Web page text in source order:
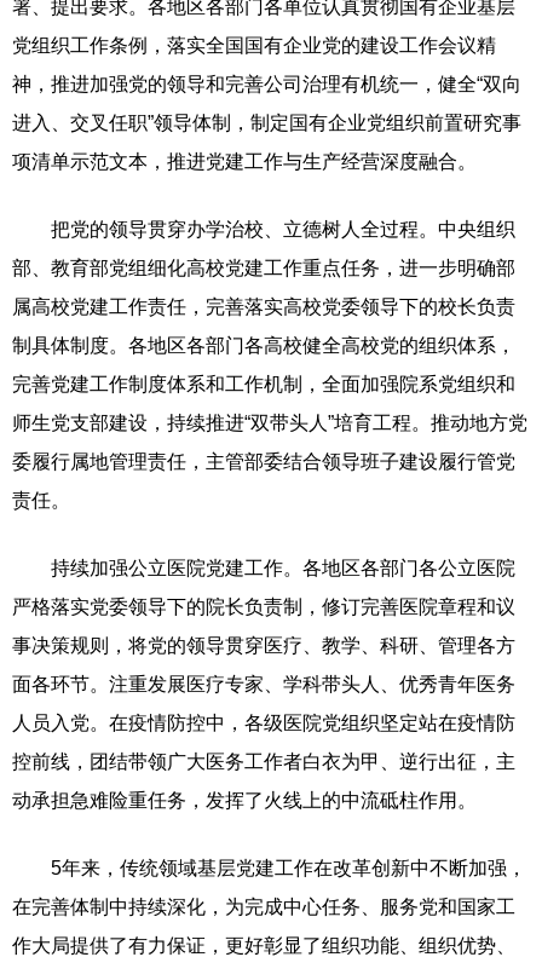
署、提出要求。各地区各部门各单位认真贯彻国有企业基层
党组织工作条例，落实全国国有企业党的建设工作会议精
神，推进加强党的领导和完善公司治理有机统一，健全“双向
进入、交叉任职”领导体制，制定国有企业党组织前置研究事
项清单示范文本，推进党建工作与生产经营深度融合。
把党的领导贯穿办学治校、立德树人全过程。中央组织
部、教育部党组细化高校党建工作重点任务，进一步明确部
属高校党建工作责任，完善落实高校党委领导下的校长负责
制具体制度。各地区各部门各高校健全高校党的组织体系，
完善党建工作制度体系和工作机制，全面加强院系党组织和
师生党支部建设，持续推进“双带头人”培育工程。推动地方党
委履行属地管理责任，主管部委结合领导班子建设履行管党
责任。
持续加强公立医院党建工作。各地区各部门各公立医院
严格落实党委领导下的院长负责制，修订完善医院章程和议
事决策规则，将党的领导贯穿医疗、教学、科研、管理各方
面各环节。注重发展医疗专家、学科带头人、优秀青年医务
人员入党。在疫情防控中，各级医院党组织坚定站在疫情防
控前线，团结带领广大医务工作者白衣为甲、逆行出征，主
动承担急难险重任务，发挥了火线上的中流砥柱作用。
5年来，传统领域基层党建工作在改革创新中不断加强，
在完善体制中持续深化，为完成中心任务、服务党和国家工
作大局提供了有力保证，更好彰显了组织功能、组织优势、